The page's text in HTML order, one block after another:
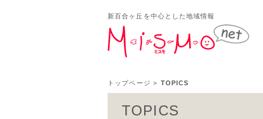
新百合ヶ丘を中心とした地域情報
トップページ > TOPICS
TOPICS